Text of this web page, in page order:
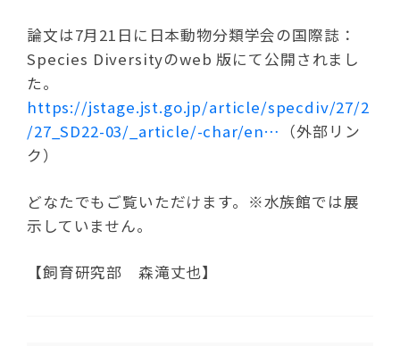
論文は7月21日に日本動物分類学会の国際誌：
Species Diversityのweb 版にて公開されまし
た。
https://jstage.jst.go.jp/article/specdiv/27/2
/27_SD22-03/_article/-char/en… （外部リン
ク）
どなたでもご覧いただけます。※水族館では展
示していません。
【飼育研究部 森滝丈也】